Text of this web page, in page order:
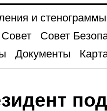
и стенограммы
Совет
Документы